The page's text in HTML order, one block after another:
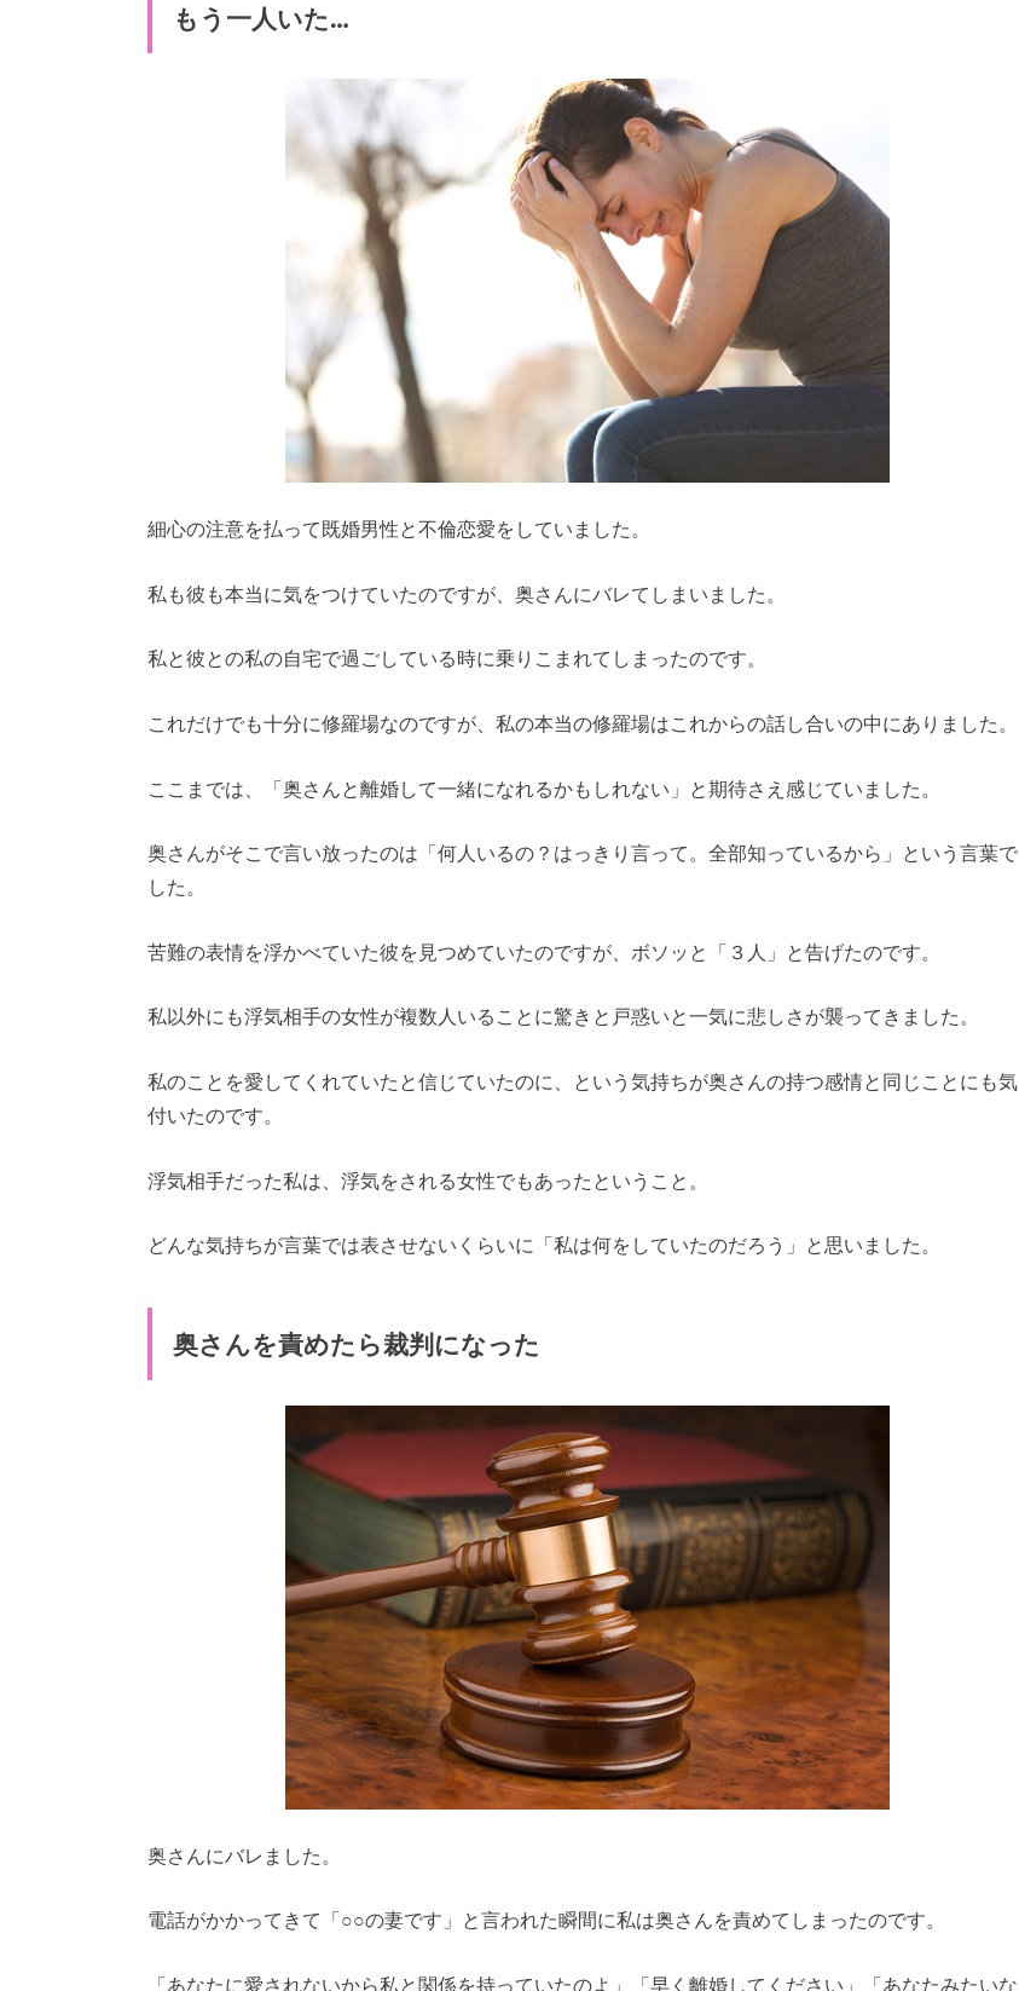
もう一人いた…
細心の注意を払って既婚男性と不倫恋愛をしていました。
私も彼も本当に気をつけていたのですが、奥さんにバレてしまいました。
私と彼との私の自宅で過ごしている時に乗りこまれてしまったのです。
これだけでも十分に修羅場なのですが、私の本当の修羅場はこれからの話し合いの中にありました。
ここまでは、「奥さんと離婚して一緒になれるかもしれない」と期待さえ感じていました。
奥さんがそこで言い放ったのは「何人いるの？はっきり言って。全部知っているから」という言葉で
した。
苦難の表情を浮かべていた彼を見つめていたのですが、ボソッと「３人」と告げたのです。
私以外にも浮気相手の女性が複数人いることに驚きと戸惑いと一気に悲しさが襲ってきました。
私のことを愛してくれていたと信じていたのに、という気持ちが奥さんの持つ感情と同じことにも気
付いたのです。
浮気相手だった私は、浮気をされる女性でもあったということ。
どんな気持ちが言葉では表させないくらいに「私は何をしていたのだろう」と思いました。
奥さんを責めたら裁判になった
奥さんにバレました。
電話がかかってきて「○○の妻です」と言われた瞬間に私は奥さんを責めてしまったのです。
「あなたに愛されないから私と関係を持っていたのよ」「早く離婚してください」「あなたみたいな